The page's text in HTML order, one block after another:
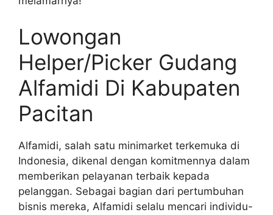
Lowongan
Helper/Picker Gudang
Alfamidi Di Kabupaten
Pacitan
Alfamidi, salah satu minimarket terkemuka di
Indonesia, dikenal dengan komitmennya dalam
memberikan pelayanan terbaik kepada
pelanggan. Sebagai bagian dari pertumbuhan
bisnis mereka, Alfamidi selalu mencari individu-